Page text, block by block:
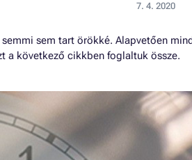
7. 4. 2020
sem tart örökké. Alapvetően
a következő cikkben foglaltuk össze.